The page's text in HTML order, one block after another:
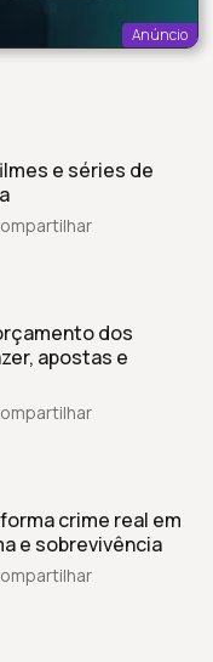
Anúncio
e séries de
dos
apostas e
crime real em
e sobrevivência